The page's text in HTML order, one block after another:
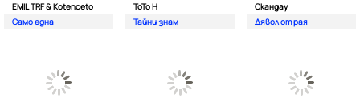
EMIL TRF & Kotenceto
Само една
ТоТо Н
Тайни знам
Скандау
Дявол от рая